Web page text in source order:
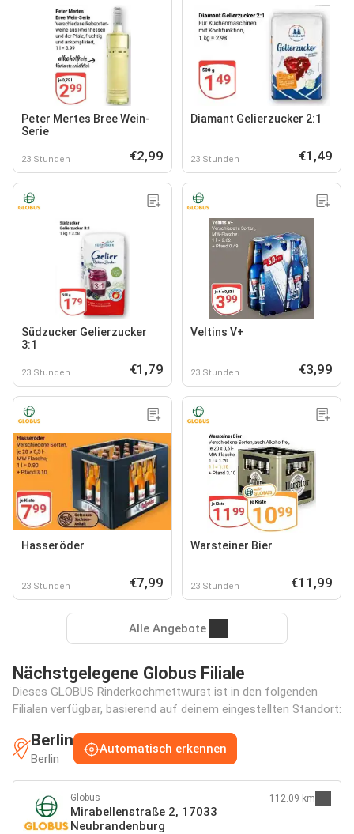
Peter Mertes Bree Wein-
Serie
23 Stunden €2,99
Diamant Gelierzucker 2:1
23 Stunden €1,49
Südzucker Gelierzucker
3:1
23 Stunden €1,79
Veltins V+
23 Stunden €3,99
Hasseröder
23 Stunden €7,99
Warsteiner Bier
23 Stunden €11,99
Alle Angebote
Nächstgelegene Globus Filiale
Dieses GLOBUS Rinderkochmettwurst ist in den folgenden
Filialen verfügbar, basierend auf deinem eingestellten Standort:
Berlin
Berlin
Automatisch erkennen
Globus
Mirabellenstraße 2, 17033
Neubrandenburg
112.09 km